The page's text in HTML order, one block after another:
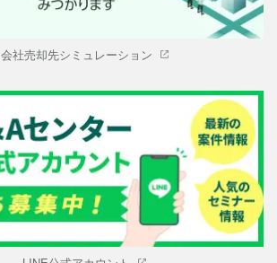
会社売却先シミュレーション